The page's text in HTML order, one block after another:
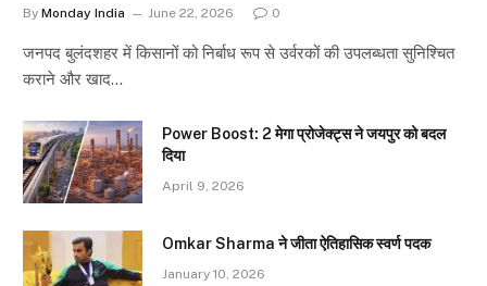
By Monday India June 22, 2026 0
जनपद बुलंदशहर में किसानों को निर्बाध रूप से उर्वरकों की उपलब्धता सुनिश्चित
कराने और खाद…
Power Boost: 2 मेगा प्रोजेक्ट्स ने जयपुर को बदल
दिया
April 9, 2026
Omkar Sharma ने जीता ऐतिहासिक स्वर्ण पदक
January 10, 2026